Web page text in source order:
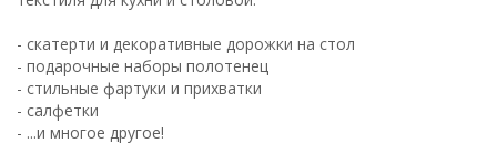
- скатерти и декоративные дорожки на стол
- подарочные наборы полотенец
- стильные фартуки и прихватки
- салфетки
- ...и многое другое!